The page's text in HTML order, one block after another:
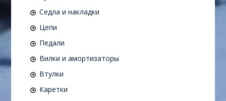
Седла и накладки
Цепи
Педали
Вилки и амортизаторы
Втулки
Каретки